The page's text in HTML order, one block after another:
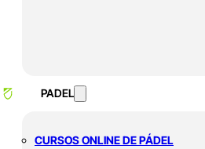
PADEL
CURSOS ONLINE DE PÁDEL